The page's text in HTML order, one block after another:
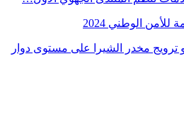
للأمن الوطني 2024
مخدر الشيرا على مستوى دوار